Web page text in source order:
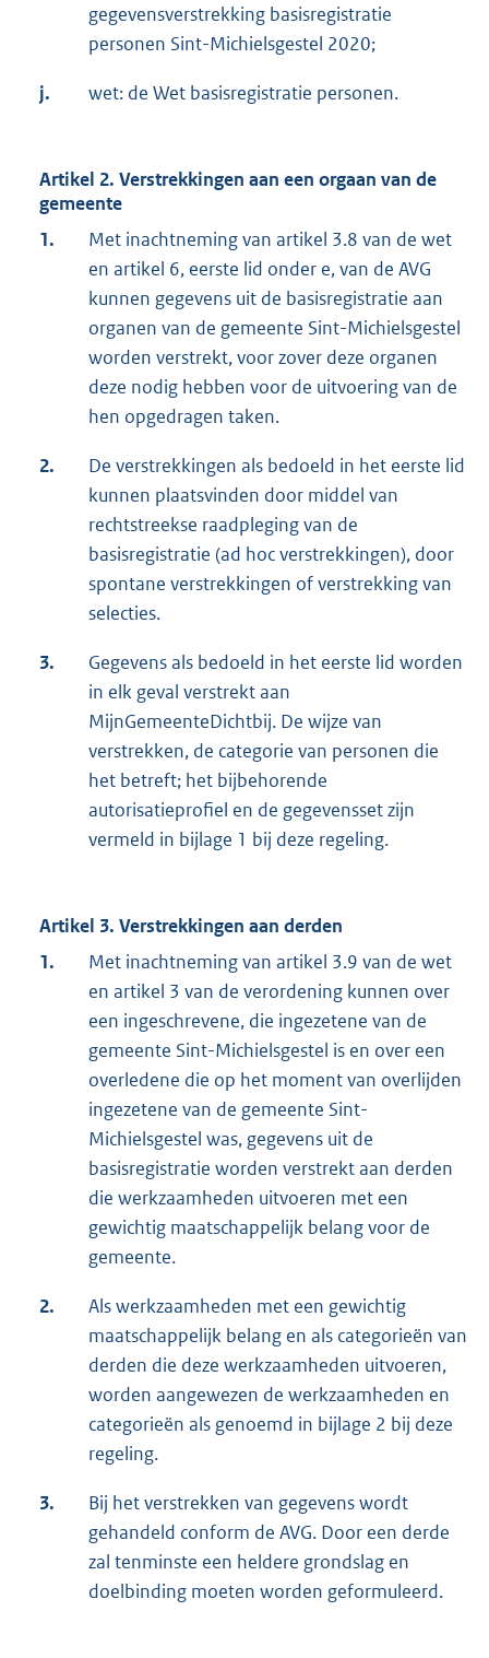
gegevensverstrekking basisregistratie
personen Sint-Michielsgestel 2020;
j. wet: de Wet basisregistratie personen.
Artikel 2. Verstrekkingen aan een orgaan van de
gemeente
1.
Met inachtneming van artikel 3.8 van de wet
en artikel 6, eerste lid onder e, van de AVG
kunnen gegevens uit de basisregistratie aan
organen van de gemeente Sint-Michielsgestel
worden verstrekt, voor zover deze organen
deze nodig hebben voor de uitvoering van de
hen opgedragen taken.
2.
De verstrekkingen als bedoeld in het eerste lid
kunnen plaatsvinden door middel van
rechtstreekse raadpleging van de
basisregistratie (ad hoc verstrekkingen), door
spontane verstrekkingen of verstrekking van
selecties.
3.
Gegevens als bedoeld in het eerste lid worden
in elk geval verstrekt aan
MijnGemeenteDichtbij. De wijze van
verstrekken, de categorie van personen die
het betreft; het bijbehorende
autorisatieprofiel en de gegevensset zijn
vermeld in bijlage 1 bij deze regeling.
Artikel 3. Verstrekkingen aan derden
1.
Met inachtneming van artikel 3.9 van de wet
en artikel 3 van de verordening kunnen over
een ingeschrevene, die ingezetene van de
gemeente Sint-Michielsgestel is en over een
overledene die op het moment van overlijden
ingezetene van de gemeente Sint-
Michielsgestel was, gegevens uit de
basisregistratie worden verstrekt aan derden
die werkzaamheden uitvoeren met een
gewichtig maatschappelijk belang voor de
gemeente.
2.
Als werkzaamheden met een gewichtig
maatschappelijk belang en als categorieën van
derden die deze werkzaamheden uitvoeren,
worden aangewezen de werkzaamheden en
categorieën als genoemd in bijlage 2 bij deze
regeling.
3.
Bij het verstrekken van gegevens wordt
gehandeld conform de AVG. Door een derde
zal tenminste een heldere grondslag en
doelbinding moeten worden geformuleerd.